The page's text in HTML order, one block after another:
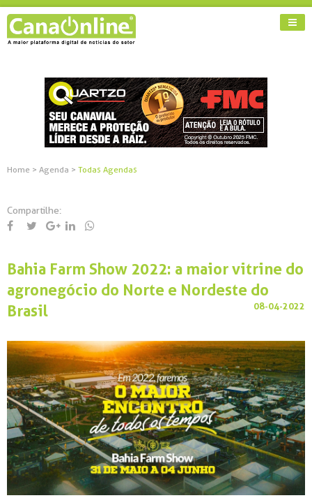
Home > Agenda > Todas Agendas
Compartilhe:
Bahia Farm Show 2022: a maior vitrine do
agronegócio do Norte e Nordeste do
Brasil
08-04-2022